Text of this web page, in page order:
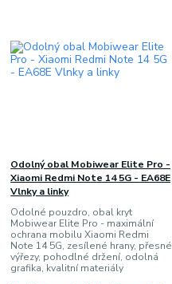
Odolný obal Mobiwear Elite Pro -
Xiaomi Redmi Note 14 5G - EA68E
Vlnky a linky
Odolné pouzdro, obal kryt
Mobiwear Elite Pro - maximální
ochrana mobilu Xiaomi Redmi
Note 14 5G, zesílené hrany, přesné
výřezy, pohodlné držení, odolná
grafika, kvalitní materiály